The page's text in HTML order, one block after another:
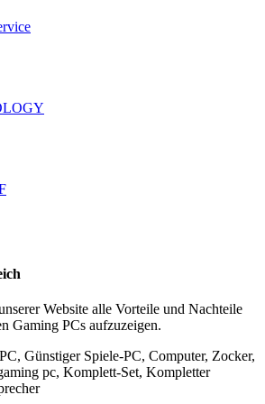
Website alle Vorteile und Nachteile
Gaming PCs aufzuzeigen.
Günstiger Spiele-PC, Computer, Zocker,
pc, Komplett-Set, Kompletter